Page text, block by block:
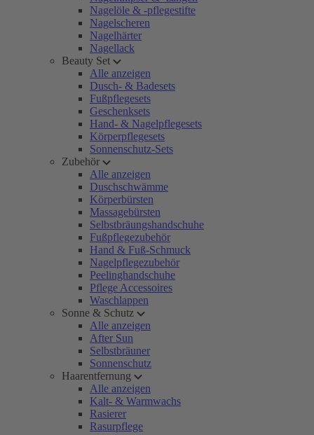
Nagelöle & -pflegestifte
Nagelscheren
Nagelhärter
Nagellack
Beauty Set
Alle anzeigen
Dusch- & Badesets
Fußpflegesets
Geschenksets
Hand- & Nagelpflegesets
Körperpflegesets
Sonnenschutz-Sets
Zubehör
Alle anzeigen
Duschschwämme
Körperbürsten
Massagebürsten
Selbstbräungshandschuhe
Fußpflegezubehör
Hand & Fuß-Schmuck
Nagelpflegezubehör
Peelinghandschuhe
Pflege Accessoires
Waschlappen
Sonne & Schutz
Alle anzeigen
After Sun
Selbstbräuner
Sonnenschutz
Haarentfernung
Alle anzeigen
Kalt- & Warmwachs
Rasierer
Rasurpflege